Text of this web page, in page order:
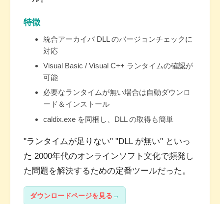
特徴
統合アーカイバ DLL のバージョンチェックに
対応
Visual Basic / Visual C++ ランタイムの確認が
可能
必要なランタイムが無い場合は自動ダウンロ
ード＆インストール
caldix.exe を同梱し、DLL の取得も簡単
"ランタイムが足りない" "DLL が無い" といっ
た 2000年代のオンラインソフト文化で頻発し
た問題を解決するための定番ツールだった。
ダウンロードページを見る